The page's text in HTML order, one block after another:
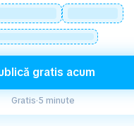
gratis acum
Gratis·5 minute